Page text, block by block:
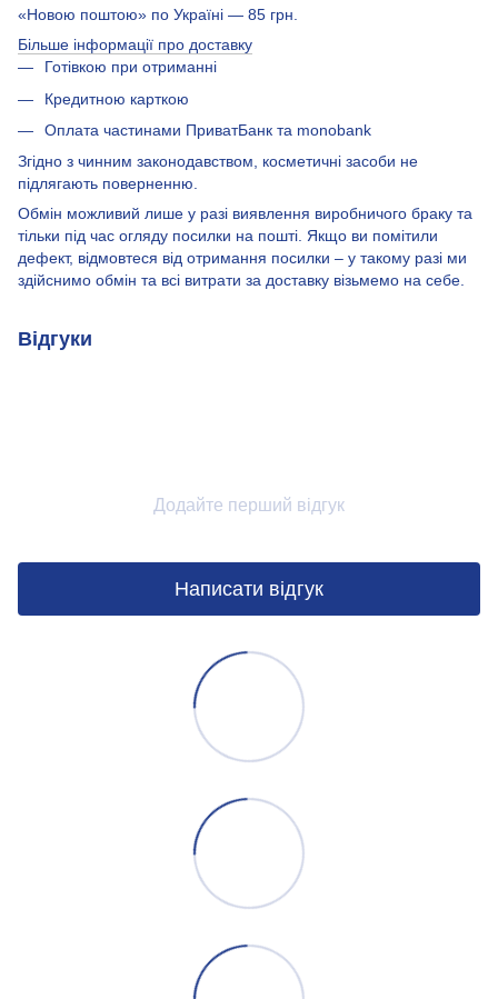
«Новою поштою» по Україні — 85 грн.
Більше інформації про доставку
Готівкою при отриманні
Кредитною карткою
Оплата частинами ПриватБанк та monobank
Згідно з чинним законодавством, косметичні засоби не
підлягають поверненню.
Обмін можливий лише у разі виявлення виробничого браку та
тільки під час огляду посилки на пошті. Якщо ви помітили
дефект, відмовтеся від отримання посилки – у такому разі ми
здійснимо обмін та всі витрати за доставку візьмемо на себе.
Відгуки
Додайте перший відгук
Написати відгук